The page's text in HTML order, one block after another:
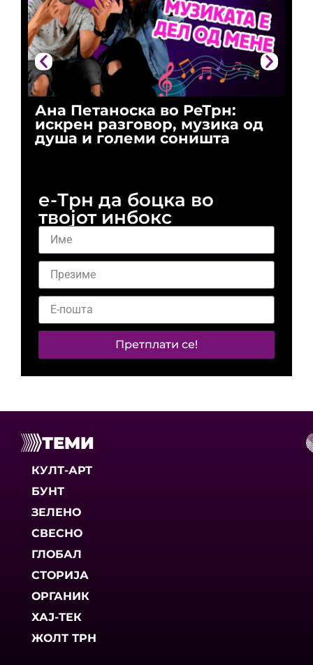
Ана Петаноска во РеТрн:
искрен разговор, музика од
душа и големи соништа
е-Трн да боцка во
твојот инбокс
Претплати се!
ТЕМИ
КУЛТ-АРТ
БУНТ
ЗЕЛЕНО
СВЕСНО
ГЛОБАЛ
СТОРИЈА
ОРГАНИК
ХАЈ-ТЕК
ЖОЛТ ТРН